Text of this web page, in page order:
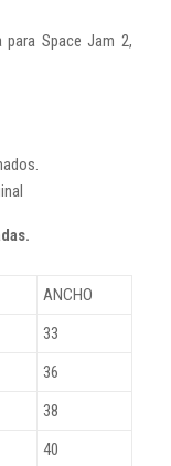
Space Jam 2,
ANCHO
33
36
38
40